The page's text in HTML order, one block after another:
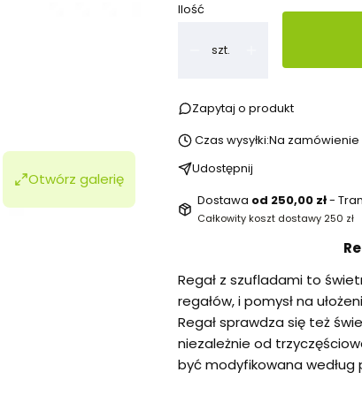
Otwórz galerię
Ilość
szt.
Zapytaj o produkt
Czas wysyłki:Na zamówienie
Udostępnij
Dostawa od 250,00 zł-
Całkowity koszt dostawy 250 zł
Regał z szufladami to
regałów, i pomysł na
Regał sprawdza się też
niezależnie od
być modyfikowana według